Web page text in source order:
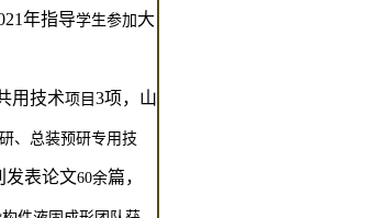
年指导学生参加 大
用技术项目 3项，山
、总装预研专用技
发表论文60余篇，